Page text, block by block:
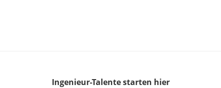
Ingenieur-Talentestarten hier